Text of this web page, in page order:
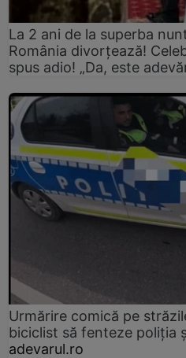
La 2 ani de la superba
România divorțează!
spus adio! „Da, este
Urmărire comică pe
biciclist să fenteze poliția
adevarul.ro